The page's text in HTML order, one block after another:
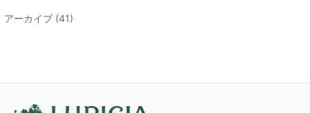
アーカイブ (41)